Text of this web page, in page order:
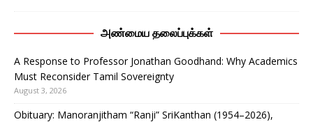
அண்மைய தலைப்புக்கள்
A Response to Professor Jonathan Goodhand: Why Academics
Must Reconsider Tamil Sovereignty
August 3, 2026
Obituary: Manoranjitham “Ranji” SriKanthan (1954–2026),